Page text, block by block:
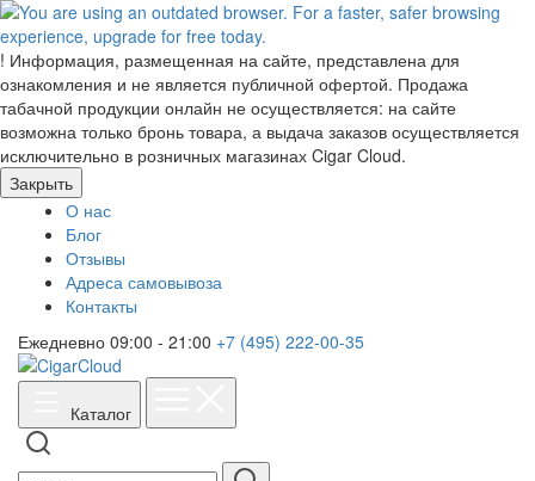
! Информация, размещенная на сайте, представлена для
ознакомления и не является публичной офертой. Продажа
табачной продукции онлайн не осуществляется: на сайте
возможна только бронь товара, а выдача заказов осуществляется
исключительно в розничных магазинах Cigar Cloud.
Закрыть
О нас
Блог
Отзывы
Адреса самовывоза
Контакты
Ежедневно 09:00 - 21:00 +7 (495) 222-00-35
Каталог